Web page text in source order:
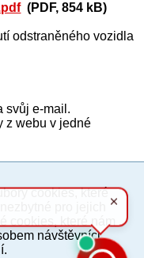
(PDF, 854 kB)
odstraněného vozidla
svůj e-mail.
z webu v jedné
ENG
cookies, které
pro jejich
cookies, které nám
návštěvníci